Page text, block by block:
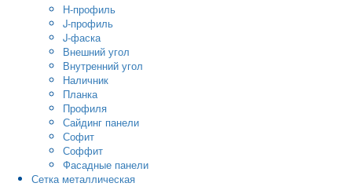
H-профиль
J-профиль
J-фаска
Внешний угол
Внутренний угол
Наличник
Планка
Профиля
Сайдинг панели
Софит
Соффит
Фасадные панели
Сетка металлическая